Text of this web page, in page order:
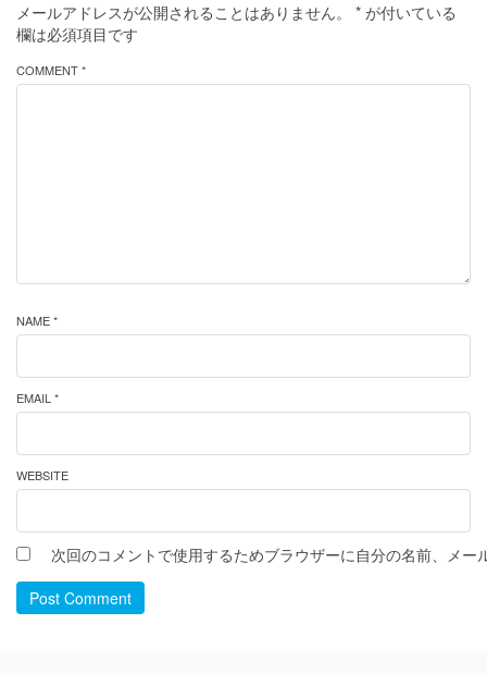
メールアドレスが公開されることはありません。 * が付いている
欄は必須項目です
COMMENT *
NAME *
EMAIL *
WEBSITE
次回のコメントで使用するためブラウザーに自分の名前、メー
Post Comment